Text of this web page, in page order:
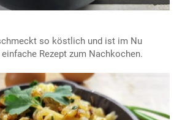
so köstlich und ist im Nu
Rezept zum Nachkochen.